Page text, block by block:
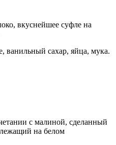
вкуснейшее суфле на
ванильный сахар, яйца, мука.
с малиной, сделанный
на белом